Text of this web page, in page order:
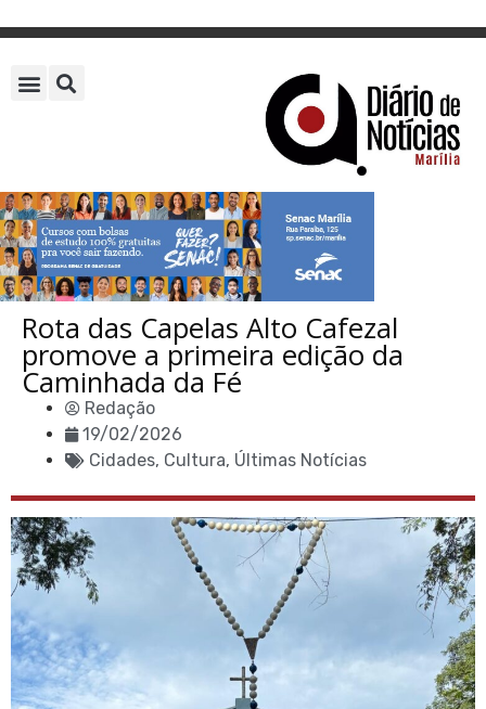
Rota das Capelas Alto Cafezal
promove a primeira edição da
Caminhada da Fé
Redação
19/02/2026
Cidades, Cultura, Últimas Notícias